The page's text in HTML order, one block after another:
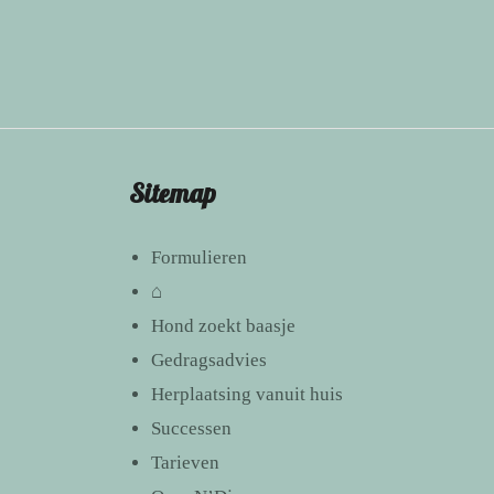
Sitemap
Formulieren
⌂
Hond zoekt baasje
Gedragsadvies
Herplaatsing vanuit huis
Successen
Tarieven